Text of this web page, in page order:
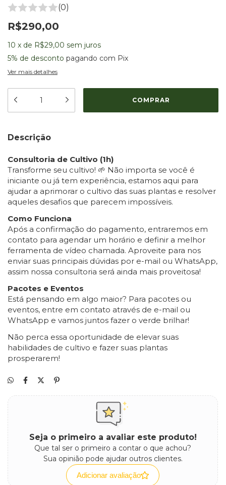
(0)
R$290,00
10 x de R$29,00 sem juros
5% de desconto pagando com Pix
Ver mais detalhes
Descrição
Consultoria de Cultivo (1h)
Transforme seu cultivo! 🌱 Não importa se você é
iniciante ou já tem experiência, estamos aqui para
ajudar a aprimorar o cultivo das suas plantas e resolver
aqueles desafios que parecem impossíveis.
Como Funciona
Após a confirmação do pagamento, entraremos em
contato para agendar um horário e definir a melhor
ferramenta de vídeo chamada. Aproveite para nos
enviar suas principais dúvidas por e-mail ou WhatsApp,
assim nossa consultoria será ainda mais proveitosa!
Pacotes e Eventos
Está pensando em algo maior? Para pacotes ou
eventos, entre em contato através de e-mail ou
WhatsApp e vamos juntos fazer o verde brilhar!
Não perca essa oportunidade de elevar suas
habilidades de cultivo e fazer suas plantas
prosperarem!
Seja o primeiro a avaliar este produto!
Que tal ser o primeiro a contar o que achou?
Sua opinião pode ajudar outros clientes.
Adicionar avaliação